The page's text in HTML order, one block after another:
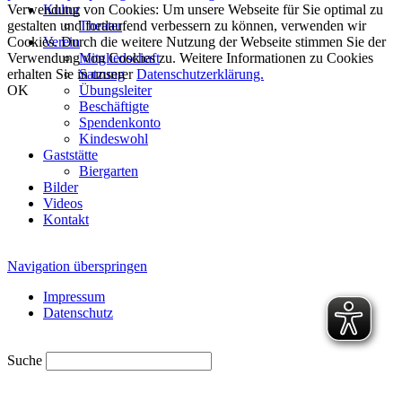
Kultur
Theater
Verein
Mitgliedschaft
Satzung
Übungsleiter
Beschäftigte
Spendenkonto
Kindeswohl
Gaststätte
Biergarten
Bilder
Videos
Kontakt
Navigation überspringen
Impressum
Datenschutz
Suche
Verwendung von Cookies: Um unsere Webseite für Sie optimal zu
gestalten und fortlaufend verbessern zu können, verwenden wir
Cookies. Durch die weitere Nutzung der Webseite stimmen Sie der
Verwendung von Cookies zu. Weitere Informationen zu Cookies
erhalten Sie in unsererDatenschutzerklärung.
OK